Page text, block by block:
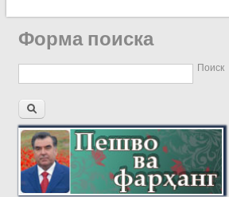
Форма поиска
Поиск